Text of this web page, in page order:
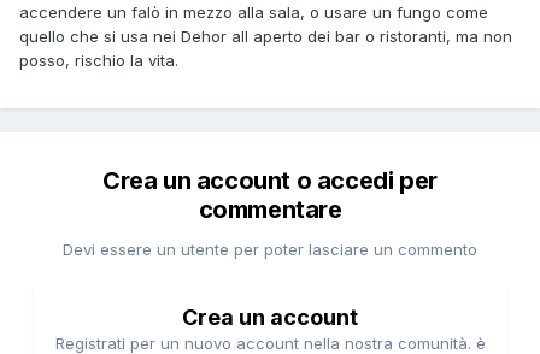
accendere un falò in mezzo alla sala, o usare un fungo come
quello che si usa nei Dehor all aperto dei bar o ristoranti, ma non
posso, rischio la vita.
Crea un account o accedi per
commentare
Devi essere un utente per poter lasciare un commento
Crea un account
Registrati per un nuovo account nella nostra comunità. è